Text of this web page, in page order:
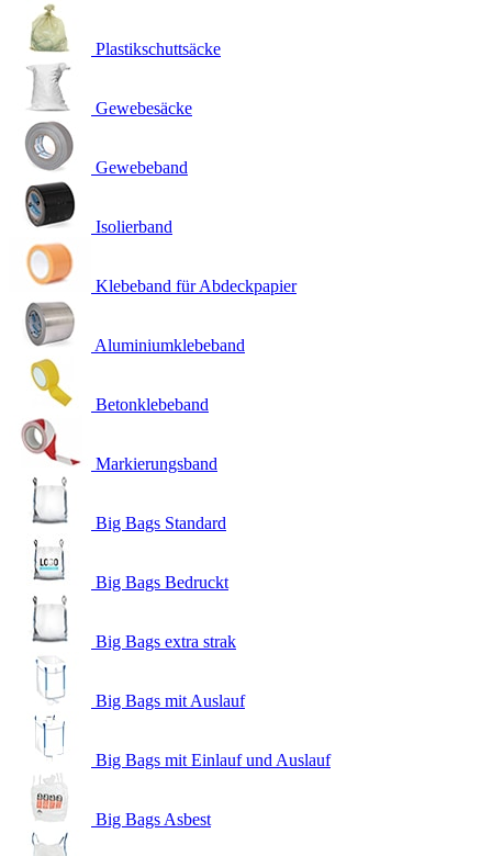
Plastikschuttsäcke
Gewebesäcke
Gewebeband
Isolierband
Klebeband für Abdeckpapier
Aluminiumklebeband
Betonklebeband
Markierungsband
Big Bags Standard
Big Bags Bedruckt
Big Bags extra strak
Big Bags mit Auslauf
Big Bags mit Einlauf und Auslauf
Big Bags Asbest